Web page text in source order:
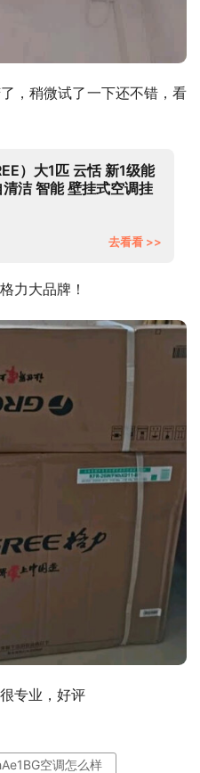
，稍微试了一下还不错，看
）大1匹 云恬 新1级能
洁 智能 壁挂式空调挂
去看看 >>
力大品牌！
专业，好评
空调怎么样